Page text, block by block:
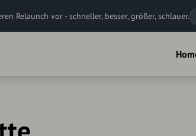
Relaunch vor - schneller, besser, größer, schlauer.